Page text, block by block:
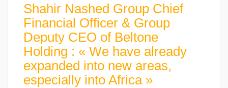
Shahir Nashed Group Chief
Financial Officer & Group
Deputy CEO of Beltone
Holding : « We have already
expanded into new areas,
especially into Africa »